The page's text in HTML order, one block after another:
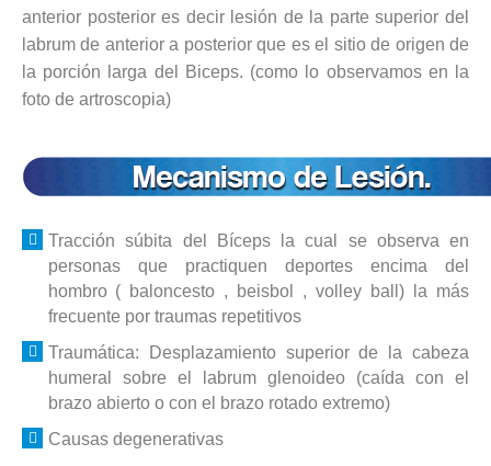
anterior posterior es decir lesión de la parte superior del
labrum de anterior a posterior que es el sitio de origen de
la porción larga del Biceps. (como lo observamos en la
foto de artroscopia)
Tracción súbita del Bíceps la cual se observa en
personas que practiquen deportes encima del
hombro ( baloncesto , beisbol , volley ball) la más
frecuente por traumas repetitivos
Traumática: Desplazamiento superior de la cabeza
humeral sobre el labrum glenoideo (caída con el
brazo abierto o con el brazo rotado extremo)
Causas degenerativas